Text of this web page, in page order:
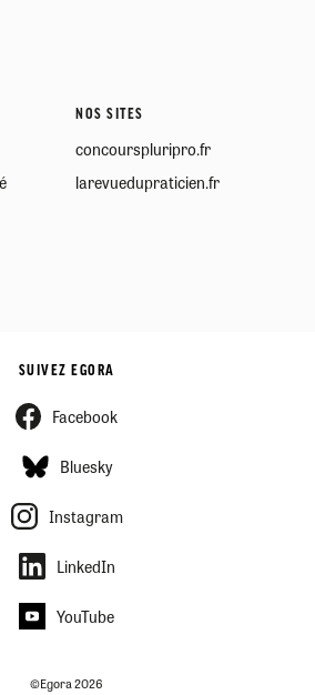
NOS SITES
concourspluripro.fr
larevuedupraticien.fr
SUIVEZ EGORA
Facebook
Bluesky
Instagram
LinkedIn
YouTube
©Egora 2026